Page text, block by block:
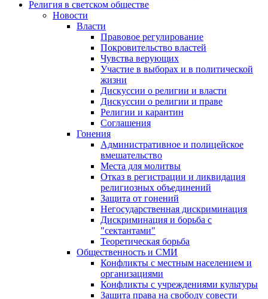
Религия в светском обществе
Новости
Власти
Правовое регулирование
Покровительство властей
Чувства верующих
Участие в выборах и в политической
жизни
Дискуссии о религии и власти
Дискуссии о религии и праве
Религии и карантин
Соглашения
Гонения
Административное и полицейское
вмешательство
Места для молитвы
Отказ в регистрации и ликвидация
религиозных объединений
Защита от гонений
Негосударственная дискриминация
Дискриминация и борьба с
"сектантами"
Теоретическая борьба
Общественность и СМИ
Конфликты с местным населением и
организациями
Конфликты с учреждениями культуры
Защита права на свободу совести